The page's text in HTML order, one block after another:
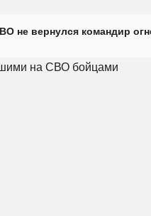
не вернулся командир